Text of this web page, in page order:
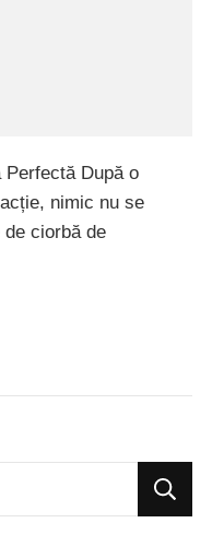
Perfectă După o
nimic nu se
ciorbă de